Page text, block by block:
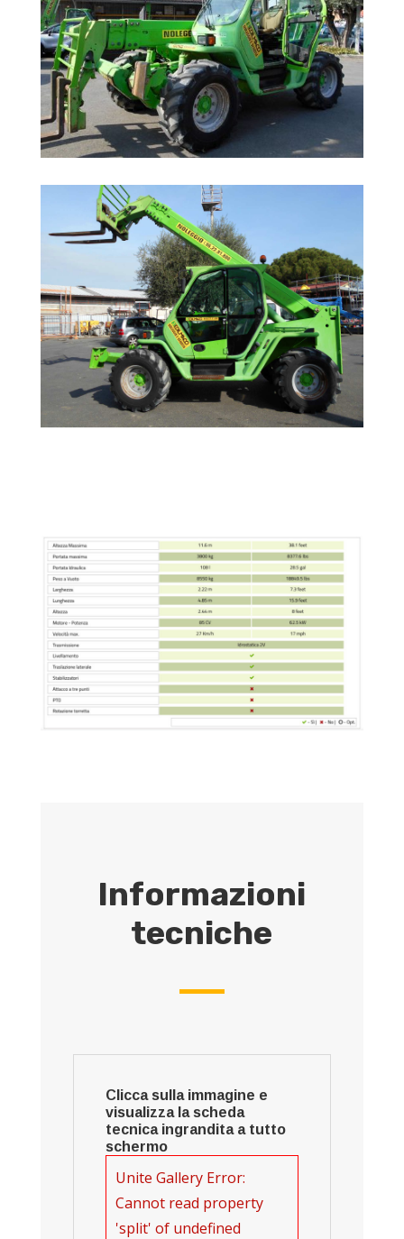
Informazioni
tecniche
Clicca sulla immagine e
visualizza la scheda
tecnica ingrandita a tutto
schermo
Unite Gallery Error:
Cannot read property
'split' of undefined